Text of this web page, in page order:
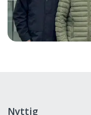
Nyttig